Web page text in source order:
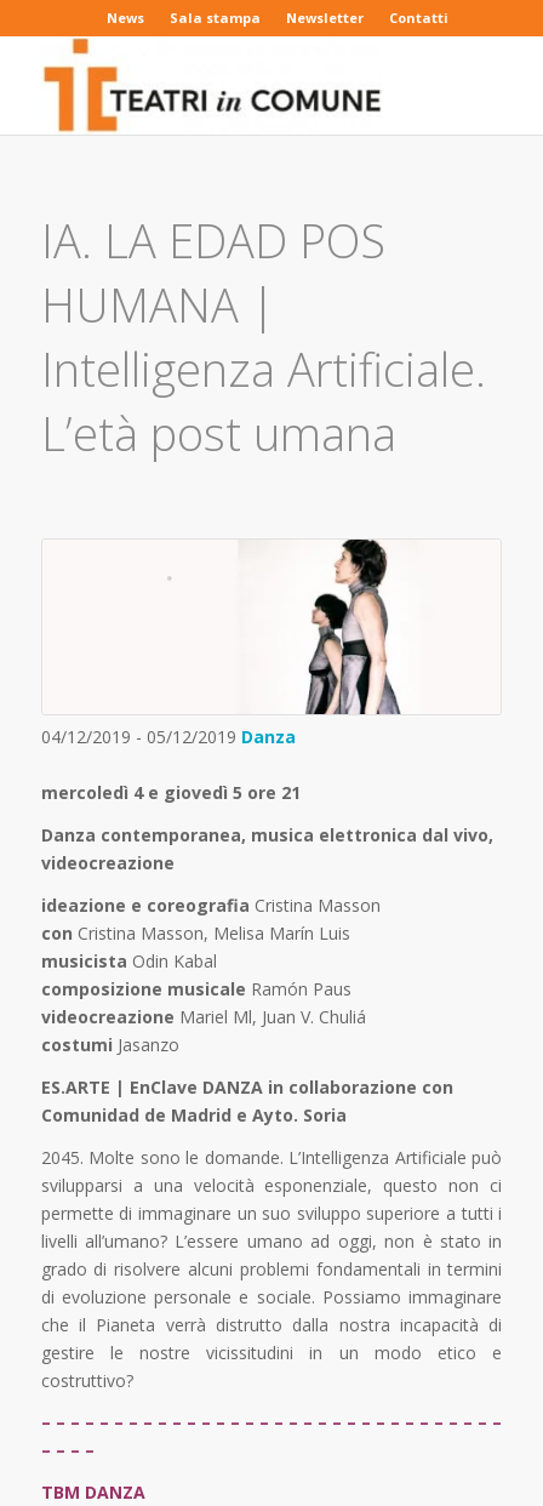
News Sala stampa Newsletter Contatti
IA. LA EDAD POS
HUMANA |
Intelligenza Artificiale.
L’età post umana
04/12/2019 - 05/12/2019 Danza
mercoledì 4 e giovedì 5 ore 21
Danza contemporanea, musica elettronica dal vivo,
videocreazione
ideazione e coreografia Cristina Masson
con Cristina Masson, Melisa Marín Luis
musicista Odin Kabal
composizione musicale Ramón Paus
videocreazione Mariel Ml, Juan V. Chuliá
costumi Jasanzo
ES.ARTE | EnClave DANZA in collaborazione con
Comunidad de Madrid e Ayto. Soria
2045. Molte sono le domande. L’Intelligenza Artificiale può
svilupparsi a una velocità esponenziale, questo non ci
permette di immaginare un suo sviluppo superiore a tutti i
livelli all’umano? L’essere umano ad oggi, non è stato in
grado di risolvere alcuni problemi fondamentali in termini
di evoluzione personale e sociale. Possiamo immaginare
che il Pianeta verrà distrutto dalla nostra incapacità di
gestire le nostre vicissitudini in un modo etico e
costruttivo?
– – – – – – – – – – – – – – – – – – – – – – – – – – – – – – – –
– – – –
TBM DANZA